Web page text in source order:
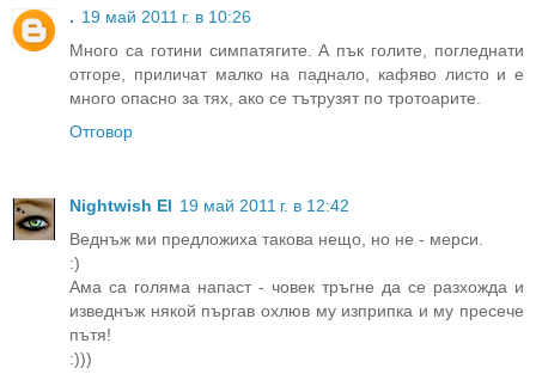
. 19 май 2011 г. в 10:26
Много са готини симпатягите. А пък голите, погледнати
отгоре, приличат малко на паднало, кафяво листо и е
много опасно за тях, ако се тътрузят по тротоарите.
Отговор
Nightwish El 19 май 2011 г. в 12:42
Веднъж ми предложиха такова нещо, но не - мерси.
:)
Ама са голяма напаст - човек тръгне да се разхожда и
изведнъж някой пъргав охлюв му изприпка и му пресече
пътя!
:)))